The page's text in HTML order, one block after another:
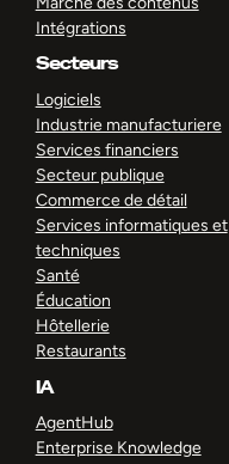
Intégrations
Secteurs
Logiciels
Industrie manufacturiere
Services financiers
Secteur publique
Commerce de détail
Services informatiques et
techniques
Santé
Éducation
Hôtellerie
Restaurants
IA
AgentHub
Enterprise Knowledge